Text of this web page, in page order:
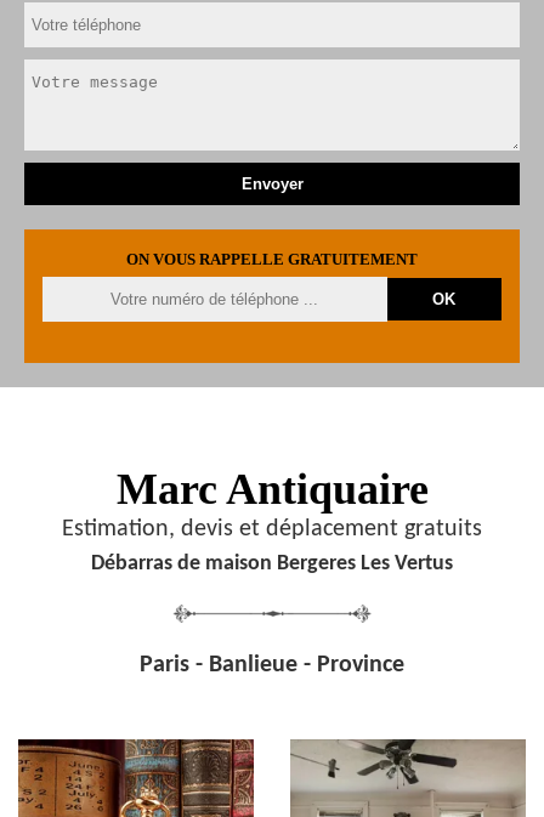
ON VOUS RAPPELLE GRATUITEMENT
Marc Antiquaire
Estimation, devis et déplacement gratuits
Débarras de maison Bergeres Les Vertus
Paris - Banlieue - Province